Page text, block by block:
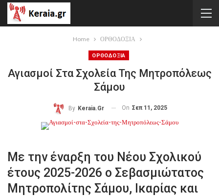
Home ΟΡΘΟΔΟΞΙΑ
ΟΡΘΟΔΟΞΙΑ
Αγιασμοί Στα Σχολεία Της Μητροπόλεως
Σάμου
By Keraia.gr On Σεπ 11, 2025
Με την έναρξη του Νέου Σχολικού
έτους 2025-2026 ο Σεβασμιώτατος
Μητροπολίτης Σάμου, Ικαρίας και